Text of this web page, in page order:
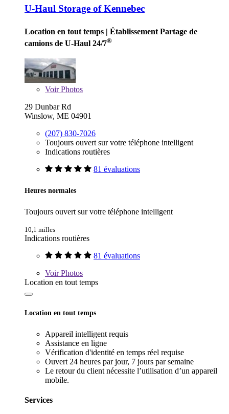
U-Haul Storage of Kennebec
Location en tout temps | Établissement Partage de
camions de U-Haul 24/7®
VoirPhotos
29 Dunbar Rd
Winslow, ME 04901
(207) 830-7026
Toujours ouvert sur votre téléphone intelligent
Indications routières
81 évaluations
Heures normales
Toujours ouvert sur votre téléphone intelligent
10,1 milles
Indications routières
81 évaluations
VoirPhotos
Location en tout temps
Location en tout temps
Appareil intelligent requis
Assistance en ligne
Vérification d'identité en temps réel requise
Ouvert 24 heures par jour, 7 jours par semaine
Le retour du client nécessite l’utilisation d’un appareil
mobile.
Services